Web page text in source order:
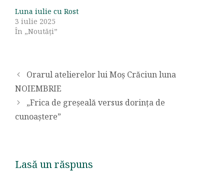
Luna iulie cu Rost
3 iulie 2025
În „Noutăți”
Orarul atelierelor lui Moș Crăciun luna
NOIEMBRIE
„Frica de greșeală versus dorința de
cunoaștere”
Lasă un răspuns